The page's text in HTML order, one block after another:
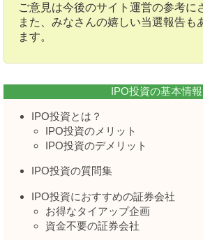
ご意見は今後のサイト運営の参考に
また、みなさんの嬉しい当選報告も
ます。
IPO投資の基本情報
IPO投資とは？
IPO投資のメリット
IPO投資のデメリット
IPO投資の質問集
IPO投資におすすめの証券会社
お得なタイアップ企画
資金不要の証券会社